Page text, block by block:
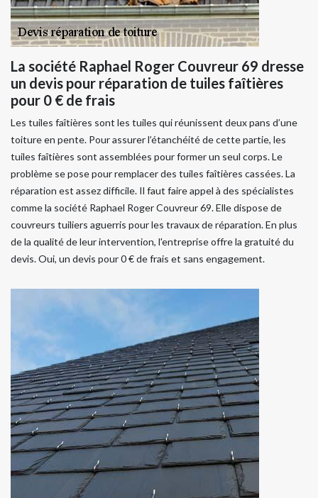
La société Raphael Roger Couvreur 69 dresse
un devis pour réparation de tuiles faîtières
pour 0 € de frais
Les tuiles faîtières sont les tuiles qui réunissent deux pans d’une
toiture en pente. Pour assurer l’étanchéité de cette partie, les
tuiles faîtières sont assemblées pour former un seul corps. Le
problème se pose pour remplacer des tuiles faîtières cassées. La
réparation est assez difficile. Il faut faire appel à des spécialistes
comme la société Raphael Roger Couvreur 69. Elle dispose de
couvreurs tuiliers aguerris pour les travaux de réparation. En plus
de la qualité de leur intervention, l'entreprise offre la gratuité du
devis. Oui, un devis pour 0 € de frais et sans engagement.